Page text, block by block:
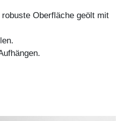
Oberfläche geölt mit